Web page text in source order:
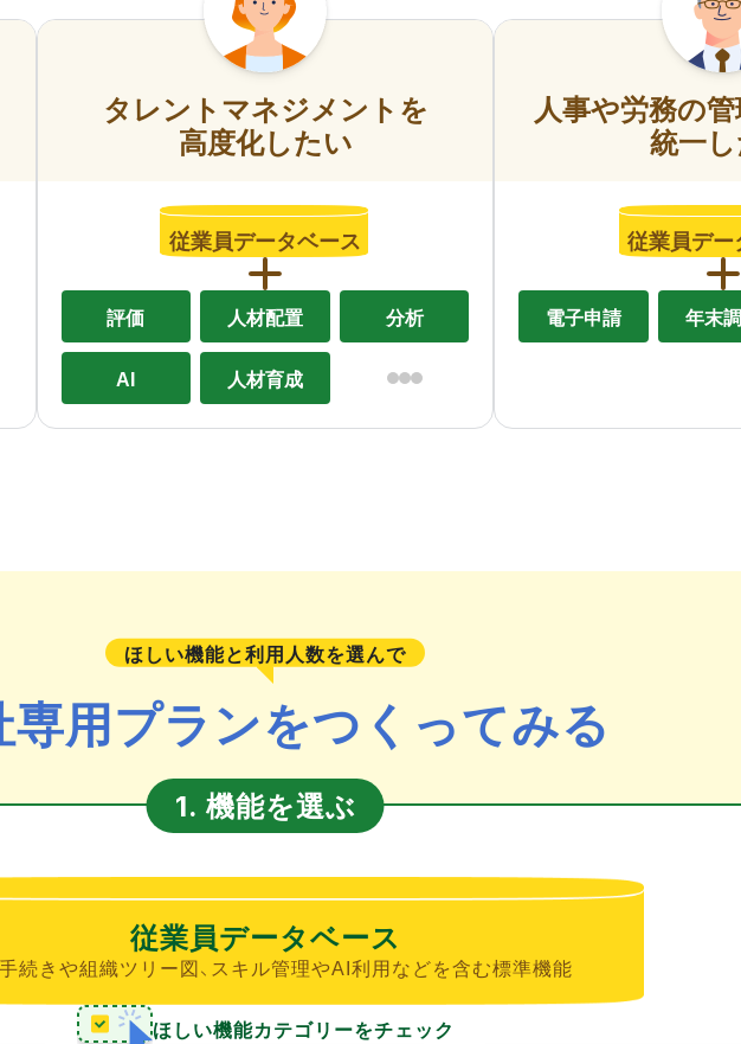
タレントマネジメントを
高度化したい
従業員データベース
評価 人材配置 分析
AI 人材育成
人事や労務の
統一
従業員デー
電子申請 年末
ほしい機能と利用人数を選んで
専用プランをつくってみる
1. 機能を選ぶ
従業員データベース
続きや組織ツリー図、スキル管理やAI利用などを含む標準機能
ほしい機能カテゴリーをチェック